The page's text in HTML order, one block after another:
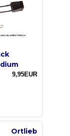
9,95EUR
Ortlieb